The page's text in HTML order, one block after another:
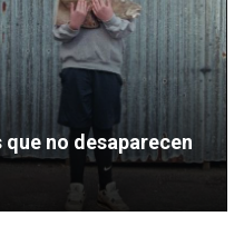
no desaparecen